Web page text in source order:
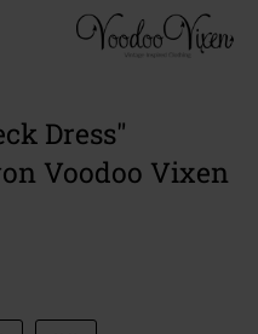
Dress"
Voodoo Vixen